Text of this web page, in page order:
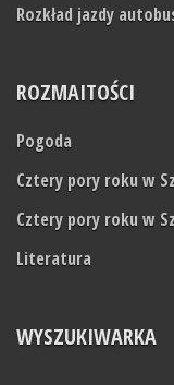
Rozkład jazdy
ROZMAITOŚCI
Pogoda
Cztery pory roku w
Cztery pory roku w
Literatura
WYSZUKIWARKA